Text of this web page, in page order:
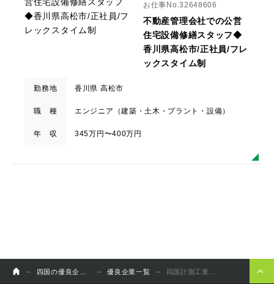
お仕事No.32648606
不動産管理会社での公営
住宅設備修繕スタッフ◆
香川県高松市/正社員/フレ
ックスタイム制
勤務地 香川県 高松市
職 種 エンジニア（建築・土木・プラント・設備）
年 収 345万円〜400万円
優良企業一覧